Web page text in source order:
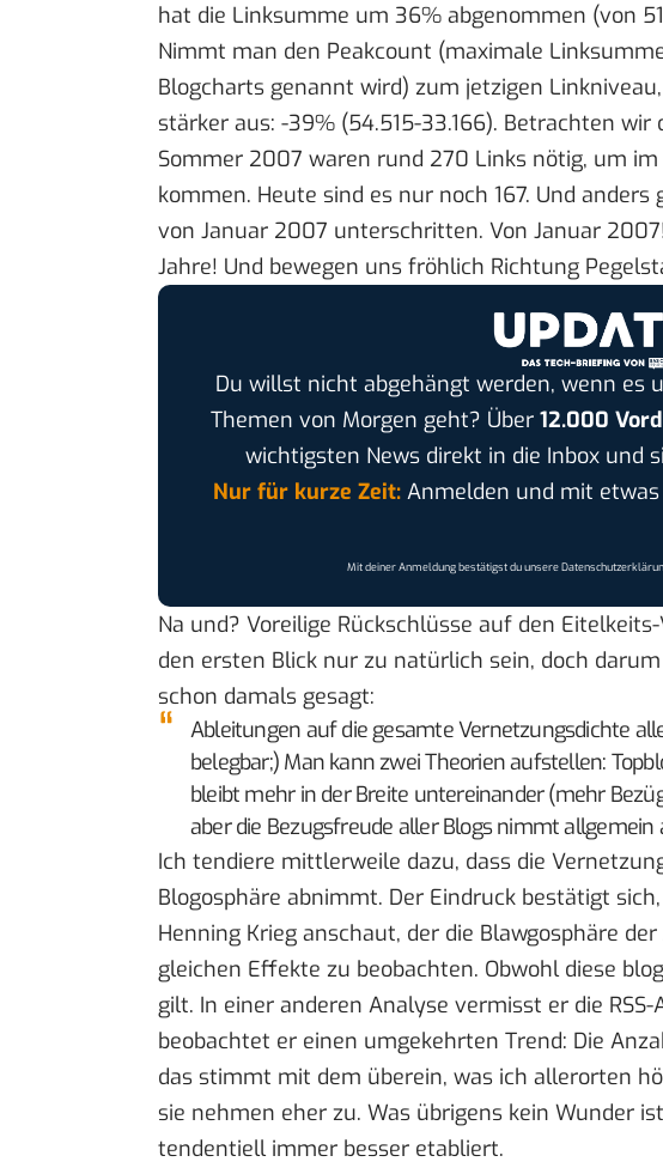
hat die Linksumme um 36% abgenommen (von
Nimmt man den Peakcount (maximale
Blogcharts genannt wird) zum jetzigen
stärker aus: -39% (54.515-33.166). Betrachten wir
Sommer 2007 waren rund 270 Links nötig, um
kommen. Heute sind es nur noch 167. Und
von Januar 2007 unterschritten. Von Januar
Jahre! Und bewegen uns fröhlich Richtung
Du willst nicht abgehängt werden, wenn es
Themen von Morgen geht? Über 12.000
wichtigsten News direkt in die Inbox und
Nur für kurze Zeit:Anmelden und mit etwas
Mit deiner Anmeldung bestätigst du unsere
Na und? Voreilige Rückschlüsse auf den
den ersten Blick nur zu natürlich sein, doch
schon damals gesagt:
Ableitungen auf die gesamte Vernetzungsdichte
belegbar;) Man kann zwei Theorien aufstellen:
bleibt mehr in der Breite untereinander (mehr
aber die Bezugsfreude aller Blogs nimmt allgemein
Ich tendiere mittlerweile dazu, dass die
Blogosphäre abnimmt. Der Eindruck bestätigt
Henning Krieg anschaut, der die Blawgosphäre
gleichen Effekte zu beobachten. Obwohl diese
gilt. In einer anderen Analyse vermisst er die RSS-
beobachtet er einen umgekehrten Trend: Die
das stimmt mit dem überein, was ich allerorten
sie nehmen eher zu. Was übrigens kein Wunder
tendentiell immer besser etabliert.